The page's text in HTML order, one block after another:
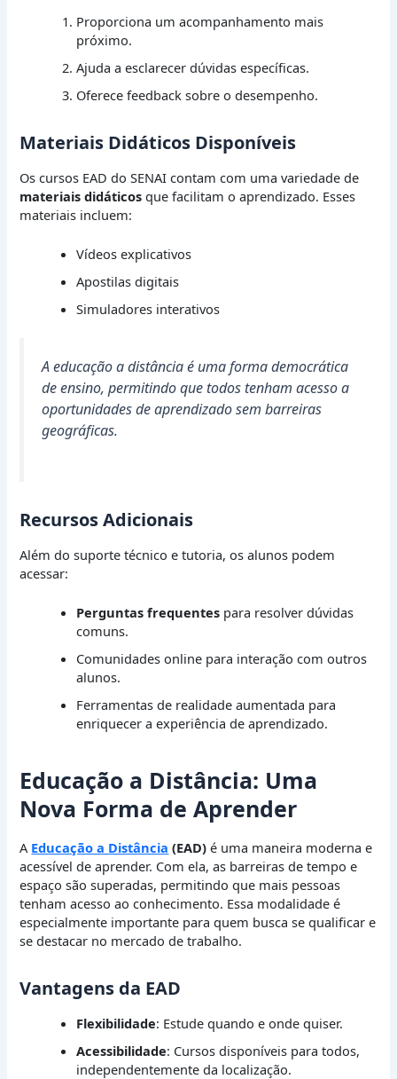
Proporciona um acompanhamento mais
próximo.
Ajuda a esclarecer dúvidas específicas.
Oferece feedback sobre o desempenho.
Materiais Didáticos Disponíveis
Os cursos EAD do SENAI contam com uma variedade de
materiais didáticos que facilitam o aprendizado. Esses
materiais incluem:
Vídeos explicativos
Apostilas digitais
Simuladores interativos
A educação a distância é uma forma democrática
de ensino, permitindo que todos tenham acesso a
oportunidades de aprendizado sem barreiras
geográficas.
Recursos Adicionais
Além do suporte técnico e tutoria, os alunos podem
acessar:
Perguntas frequentes para resolver dúvidas
comuns.
Comunidades online para interação com outros
alunos.
Ferramentas de realidade aumentada para
enriquecer a experiência de aprendizado.
Educação a Distância: Uma
Nova Forma de Aprender
A Educação a Distância (EAD) é uma maneira moderna e
acessível de aprender. Com ela, as barreiras de tempo e
espaço são superadas, permitindo que mais pessoas
tenham acesso ao conhecimento. Essa modalidade é
especialmente importante para quem busca se qualificar e
se destacar no mercado de trabalho.
Vantagens da EAD
Flexibilidade: Estude quando e onde quiser.
Acessibilidade: Cursos disponíveis para todos,
independentemente da localização.